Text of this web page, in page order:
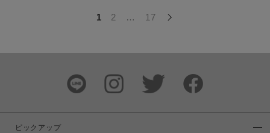
1 2 … 17
ピックアップ